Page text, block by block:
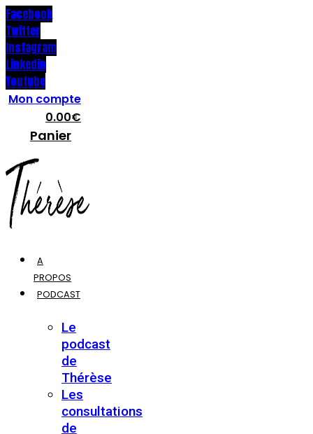
Facebook
Twitter
Instagram
Linkedin
Youtube
Mon compte
0.00€
Panier
A
PROPOS
PODCAST
Le
podcast
de
Thérèse
Les
consultations
de